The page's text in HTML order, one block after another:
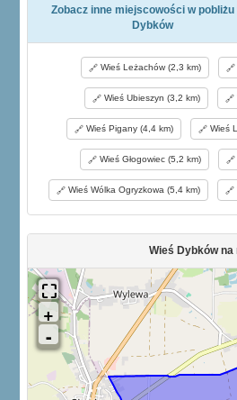
Zobacz inne miejscowości w pobliżu
Dybków
Wieś Leżachów (2,3 km)
Wieś Ubieszyn (3,2 km)
Wieś Pigany (4,4 km) Wieś
Wieś Głogowiec (5,2 km)
Wieś Wólka Ogryzkowa (5,4 km)
Wieś Dybków na